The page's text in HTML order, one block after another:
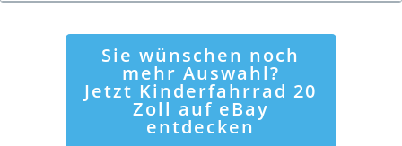
Sie wünschen noch
mehr Auswahl?
Jetzt Kinderfahrrad 20
Zoll auf eBay
entdecken